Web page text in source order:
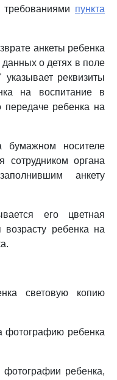
пункта
анкеты ребенка
данных о детях в поле
реквизиты
на воспитание в
ребенка на
носителе
сотрудником органа
анкету
его цветная
ребенка на
световую копию
фотографию ребенка
фотографии ребенка,